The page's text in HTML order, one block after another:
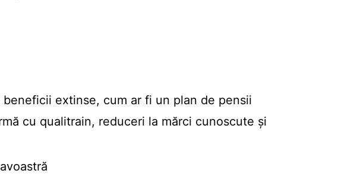
extinse, cum ar fi un plan de pensii
cu qualitrain, reduceri la mărci cunoscute și